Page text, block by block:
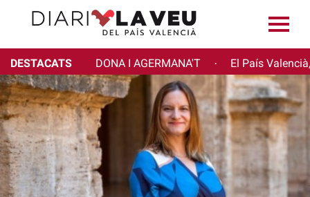
DESTACATS DONA I AGERMANA'T · El País